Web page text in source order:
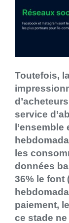
Toutefois,
service
l’ensemble
les
données
36% le font
paiement,
ce stade